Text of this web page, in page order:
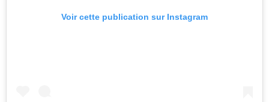
Voir cette publication sur Instagram